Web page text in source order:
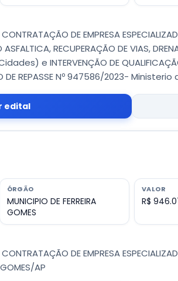
DE EMPRESA
RECUPERAÇÃO DE VIAS,
e INTERVENÇÃO DE
DE REPASSE Nº 947586/2023-
edital
ÓRGÃO
MUNICIPIO DE FERREIRA
GOMES
VALOR
R$
DE EMPRESA
AP